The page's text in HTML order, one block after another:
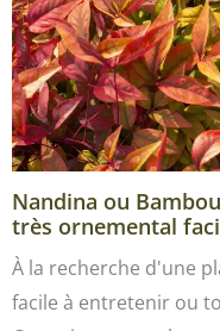
Nandina ou
très ornemental
À la recherche d'une
facile à entretenir ou